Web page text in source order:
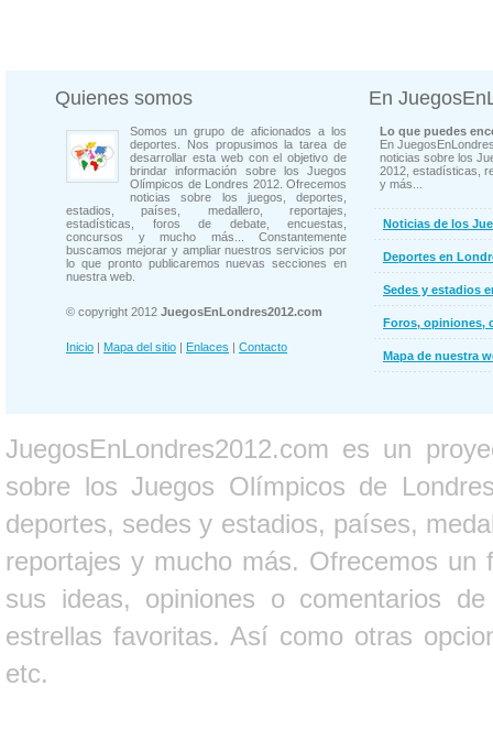
Quienes somos
Somos un grupo de aficionados a los
deportes. Nos propusimos la tarea de
desarrollar esta web con el objetivo de
brindar información sobre los Juegos
Olímpicos de Londres 2012. Ofrecemos
noticias sobre los juegos, deportes,
estadios, países, medallero, reportajes,
estadísticas, foros de debate, encuestas,
concursos y mucho más... Constantemente
buscamos mejorar y ampliar nuestros servicios por
lo que pronto publicaremos nuevas secciones en
nuestra web.
© copyright 2012 JuegosEnLondres2012.com
Inicio | Mapa del sitio | Enlaces | Contacto
En
Lo que puedes
En
noticias sobre los
2012, estadísticas,
y más...
Noticias de los
Deportes en
Sedes y estadios
Foros, opiniones,
Mapa de nuestra
JuegosEnLondres2012.com es un
sobre los Juegos Olímpicos de
deportes, sedes y estadios, países,
reportajes y mucho más. Ofrecemos un
sus ideas, opiniones o comentarios
estrellas favoritas. Así como otras
etc.